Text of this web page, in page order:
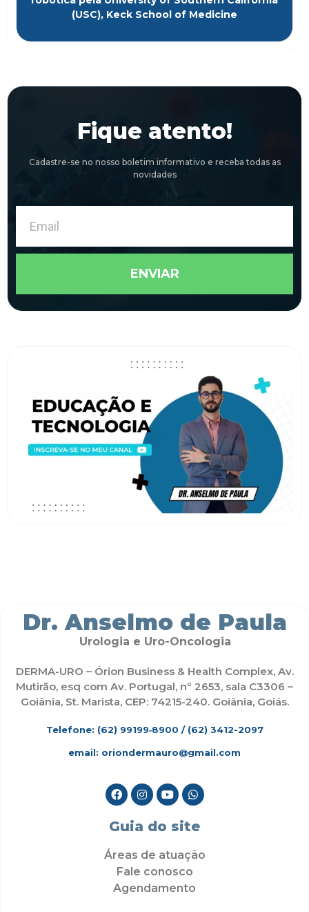
(USC), Keck School of Medicine
Fique atento!
Cadastre-se no nosso boletim informativo e receba todas as
novidades
ENVIAR
Dr. Anselmo de Paula
Urologia e Uro-Oncologia
DERMA-URO – Órion Business & Health Complex, Av.
Mutirão, esq com Av. Portugal, nº 2653, sala C3306 –
Goiânia, St. Marista, CEP: 74215-240. Goiânia, Goiás.
Telefone: (62) 99199‑8900 / (62) 3412-2097
email: oriondermauro@gmail.com
Guia do site
Áreas de atuação
Fale conosco
Agendamento